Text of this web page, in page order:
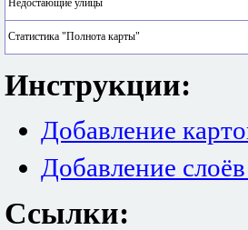
Недостающие улицы
Статистика "Полнота карты"
Инструкции:
Добавление
Добавление
Ссылки: